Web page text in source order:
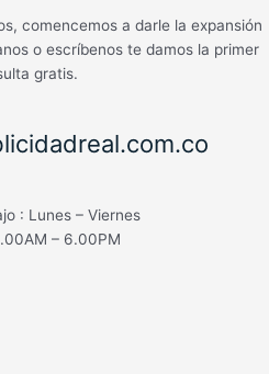
comencemos a darle la expansión
o escríbenos te damos la primer
gratis.
: Lunes – Viernes
– 6.00PM